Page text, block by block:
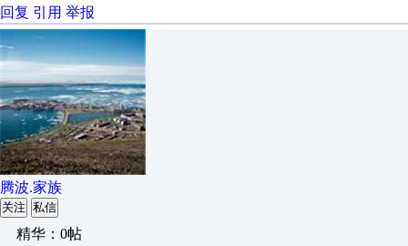
回复 引用 举报
腾波.家族
关注 私信
精华：0帖